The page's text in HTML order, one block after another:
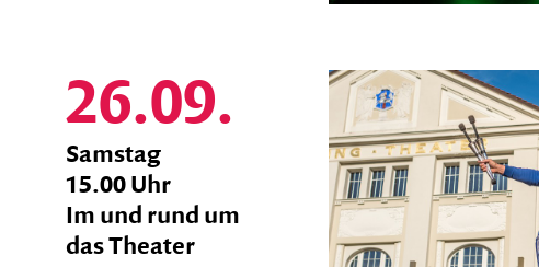
26.09.
zum
Ticket
Shop
Samstag
15.00 Uhr
Im und rund um
das Theater